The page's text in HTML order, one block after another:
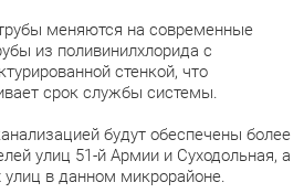
меняются на современные
из поливинилхлорида с
стенкой, что
срок службы системы.
будут обеспечены более
улиц 51-й Армии и Суходольная, а
в данном микрорайоне.